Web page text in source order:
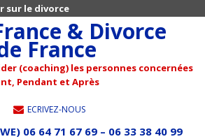
sur le divorce
& Divorce
France
(coaching) les personnes concernées
Pendant et Après
ECRIVEZ-NOUS
06 64 71 67 69 – 06 33 38 40 99